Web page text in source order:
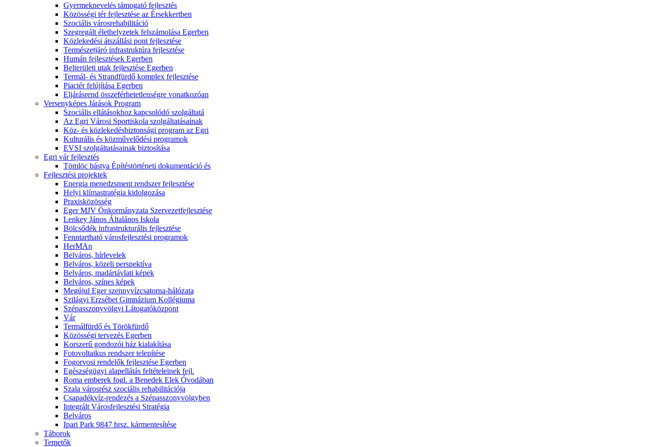
Gyermeknevelés támogató fejlesztés
Közösségi tér fejlesztése az Érsekkertben
Szociális városrehabilitáció
Szegregált élethelyzetek felszámolása Egerben
Közlekedési átszállási pont fejlesztése
Természetjáró infrastruktúra fejlesztése
Humán fejlesztések Egerben
Belterületi utak fejlesztése Egerben
Termál- és Strandfürdő komplex fejlesztése
Piactér felújítása Egerben
Eljárásrend összeférhetetlenségre vonatkozóan
Versenyképes Járások Program
Szociális ellátásokhoz kapcsolódó szolgáltatá
Az Egri Városi Sportiskola szolgáltatásainak
Köz- és közlekedésbiztonsági program az Egri
Kulturális és közművelődési programok
EVSI szolgáltatásainak biztosítása
Egri vár fejlesztés
Tömlöc bástya Építéstörténeti dokumentáció és
Fejlesztési projektek
Energia menedzsment rendszer fejlesztése
Helyi klímastratégia kidolgozása
Praxisközösség
Eger MJV Önkormányzata Szervezetfejlesztése
Lenkey János Általános Iskola
Bölcsődék infrastrukturális fejlesztése
Fenntartható városfejlesztési programok
HerMAn
Belváros, hírlevelek
Belváros, közeli perspektíva
Belváros, madártávlati képek
Belváros, színes képek
Megújul Eger szennyvízcsatorna-hálózata
Szilágyi Erzsébet Gimnázium Kollégiuma
Szépasszonyvölgyi Látogatóközpont
Vár
Termálfürdő és Törökfürdő
Közösségi tervezés Egerben
Korszerű gondozói ház kialakítása
Fotovoltaikus rendszer telepítése
Fogorvosi rendelők fejlesztése Egerben
Egészségügyi alapellátás feltételeinek fejl.
Roma emberek fogl. a Benedek Elek Óvodában
Szala városrész szociális rehabilitációja
Csapadékvíz-rendezés a Szépasszonyvölgyben
Integrált Városfejlesztési Stratégia
Belváros
Ipari Park 9847 hrsz. kármentesítése
Táborok
Temetők